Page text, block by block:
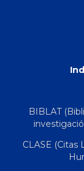
BIBLAT
CLASE (Citas